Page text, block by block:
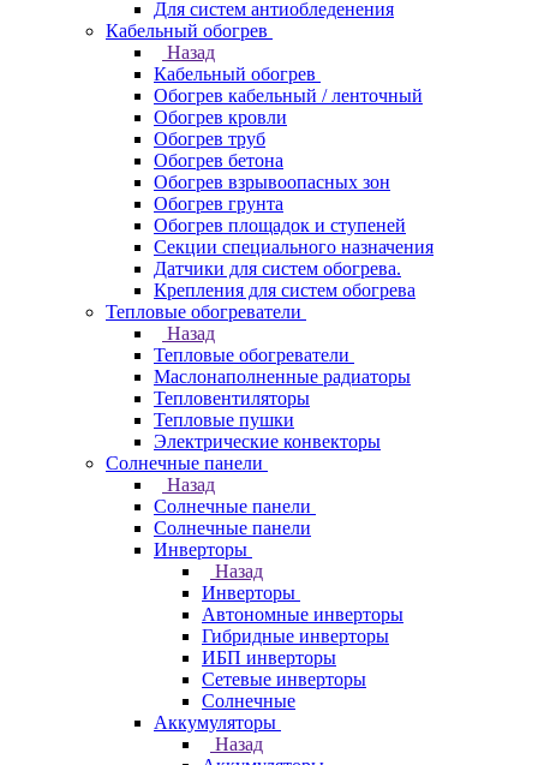
Для систем антиобледенения
Кабельный обогрев
Назад
Кабельный обогрев
Обогрев кабельный / ленточный
Обогрев кровли
Обогрев труб
Обогрев бетона
Обогрев взрывоопасных зон
Обогрев грунта
Обогрев площадок и ступеней
Секции специального назначения
Датчики для систем обогрева.
Крепления для систем обогрева
Тепловые обогреватели
Назад
Тепловые обогреватели
Маслонаполненные радиаторы
Тепловентиляторы
Тепловые пушки
Электрические конвекторы
Солнечные панели
Назад
Солнечные панели
Солнечные панели
Инверторы
Назад
Инверторы
Автономные инверторы
Гибридные инверторы
ИБП инверторы
Сетевые инверторы
Солнечные
Аккумуляторы
Назад